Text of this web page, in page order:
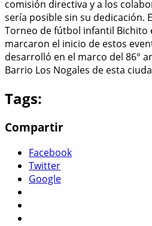
comisión directiva y a los
sería posible sin su dedicación.
Torneo de fútbol infantil Bichito
marcaron el inicio de estos
desarrolló en el marco del 86°
Barrio Los Nogales de esta
Tags:
Compartir
Facebook
Twitter
Google